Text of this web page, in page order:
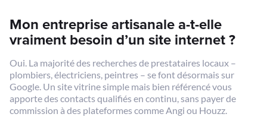
Mon entreprise artisanale a-t-elle
vraiment besoin d’un site internet ?
Oui. La majorité des recherches de prestataires locaux –
plombiers, électriciens, peintres – se font désormais sur
Google. Un site vitrine simple mais bien référencé vous
apporte des contacts qualifiés en continu, sans payer de
commission à des plateformes comme Angi ou Houzz.